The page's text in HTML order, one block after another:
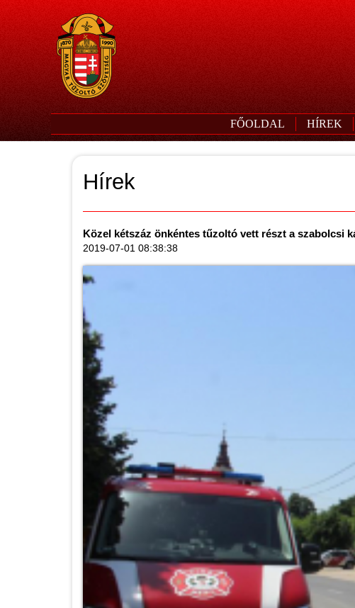
FŐOLDAL HÍREK
Hírek
Közel kétszáz önkéntes tűzoltó vett részt a szabolcsi
2019-07-01 08:38:38